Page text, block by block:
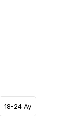
18-24 Ay